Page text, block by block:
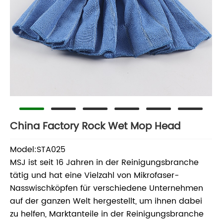
China Factory Rock Wet Mop Head
Model:STA025
MSJ ist seit 16 Jahren in der Reinigungsbranche
tätig und hat eine Vielzahl von Mikrofaser-
Nasswischköpfen für verschiedene Unternehmen
auf der ganzen Welt hergestellt, um ihnen dabei
zu helfen, Marktanteile in der Reinigungsbranche